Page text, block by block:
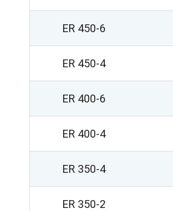
ER 450-6
ER 450-4
ER 400-6
ER 400-4
ER 350-4
ER 350-2